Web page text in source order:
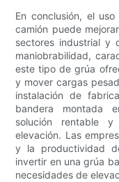
En conclusión, el
camión puede
sectores industrial y
maniobrabilidad,
este tipo de grúa
y mover cargas
instalación de
bandera montada
solución rentable
elevación. Las
y la productividad
invertir en una grúa
necesidades de